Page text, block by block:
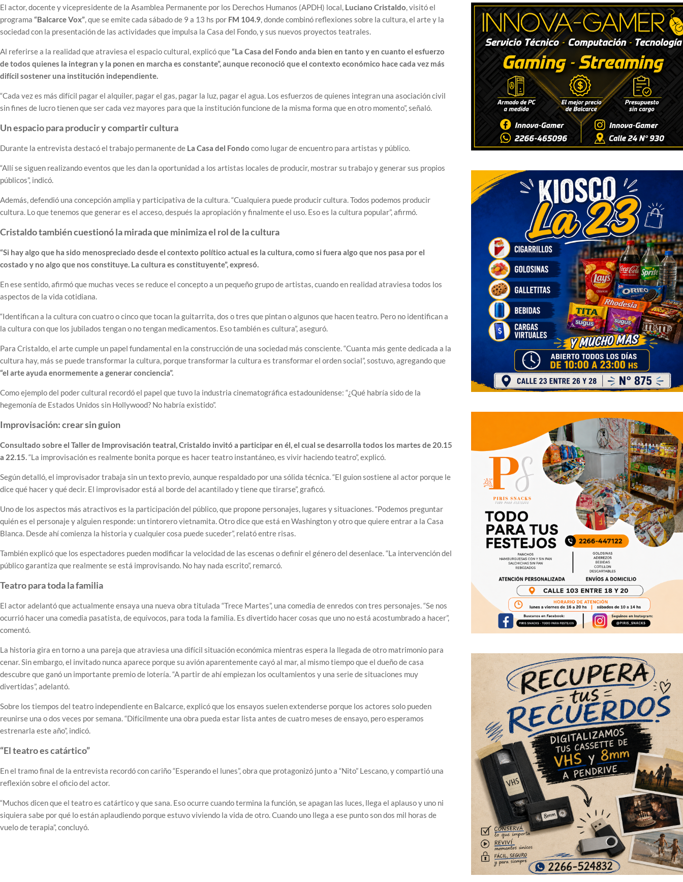
El actor, docente y vicepresidente de la Asamblea Permanente por los Derechos Humanos (APDH) local, Luciano Cristaldo, visitó el
programa “Balcarce Vox”, que se emite cada sábado de 9 a 13 hs por FM 104.9, donde combinó reflexiones sobre la cultura, el arte y la
sociedad con la presentación de las actividades que impulsa la Casa del Fondo, y sus nuevos proyectos teatrales.
Al referirse a la realidad que atraviesa el espacio cultural, explicó que“La Casa del Fondo anda bien en tanto y en cuanto el esfuerzo
de todos quienes la integran y la ponen en marcha es constante”, aunque reconoció que el contexto económico hace cada vez más
difícil sostener una institución independiente.
“Cada vez es más difícil pagar el alquiler, pagar el gas, pagar la luz, pagar el agua. Los esfuerzos de quienes integran una asociación civil
sin fines de lucro tienen que ser cada vez mayores para que la institución funcione de la misma forma que en otro momento”, señaló.
Un espacio para producir y compartir cultura
Durante la entrevista destacó el trabajo permanente de La Casa del Fondo como lugar de encuentro para artistas y público.
“Allí se siguen realizando eventos que les dan la oportunidad a los artistas locales de producir, mostrar su trabajo y generar sus propios
públicos”, indicó.
Además, defendió una concepción amplia y participativa de la cultura. “Cualquiera puede producir cultura. Todos podemos producir
cultura. Lo que tenemos que generar es el acceso, después la apropiación y finalmente el uso. Eso es la cultura popular”, afirmó.
Cristaldo también cuestionó la mirada que minimiza el rol de la cultura
“Si hay algo que ha sido menospreciado desde el contexto político actual es la cultura, como si fuera algo que nos pasa por el
costado y no algo que nos constituye. La cultura es constituyente”, expresó.
En ese sentido, afirmó que muchas veces se reduce el concepto a un pequeño grupo de artistas, cuando en realidad atraviesa todos los
aspectos de la vida cotidiana.
“Identifican a la cultura con cuatro o cinco que tocan la guitarrita, dos o tres que pintan o algunos que hacen teatro. Pero no identifican a
la cultura con que los jubilados tengan o no tengan medicamentos. Eso también es cultura”, aseguró.
Para Cristaldo, el arte cumple un papel fundamental en la construcción de una sociedad más consciente. “Cuanta más gente dedicada a la
cultura hay, más se puede transformar la cultura, porque transformar la cultura es transformar el orden social”, sostuvo, agregando que
“el arte ayuda enormemente a generar conciencia”.
Como ejemplo del poder cultural recordó el papel que tuvo la industria cinematográfica estadounidense: “¿Qué habría sido de la
hegemonía de Estados Unidos sin Hollywood? No habría existido”.
Improvisación: crear sin guion
Consultado sobre el Taller de Improvisación teatral, Cristaldo invitó a participar en él, el cual se desarrolla todos los martes de 20.15
a 22.15.“La improvisación es realmente bonita porque es hacer teatro instantáneo, es vivir haciendo teatro”, explicó.
Según detalló, el improvisador trabaja sin un texto previo, aunque respaldado por una sólida técnica. “El guion sostiene al actor porque le
dice qué hacer y qué decir. El improvisador está al borde del acantilado y tiene que tirarse”, graficó.
Uno de los aspectos más atractivos es la participación del público, que propone personajes, lugares y situaciones. “Podemos preguntar
quién es el personaje y alguien responde: un tintorero vietnamita. Otro dice que está en Washington y otro que quiere entrar a la Casa
Blanca. Desde ahí comienza la historia y cualquier cosa puede suceder”, relató entre risas.
También explicó que los espectadores pueden modificar la velocidad de las escenas o definir el género del desenlace. “La intervención del
público garantiza que realmente se está improvisando. No hay nada escrito”, remarcó.
Teatro para toda la familia
El actor adelantó que actualmente ensaya una nueva obra titulada “Trece Martes”, una comedia de enredos con tres personajes. “Se nos
ocurrió hacer una comedia pasatista, de equívocos, para toda la familia. Es divertido hacer cosas que uno no está acostumbrado a hacer”,
comentó.
La historia gira en torno a una pareja que atraviesa una difícil situación económica mientras espera la llegada de otro matrimonio para
cenar. Sin embargo, el invitado nunca aparece porque su avión aparentemente cayó al mar, al mismo tiempo que el dueño de casa
descubre que ganó un importante premio de lotería. “A partir de ahí empiezan los ocultamientos y una serie de situaciones muy
divertidas”, adelantó.
Sobre los tiempos del teatro independiente en Balcarce, explicó que los ensayos suelen extenderse porque los actores solo pueden
reunirse una o dos veces por semana. “Difícilmente una obra pueda estar lista antes de cuatro meses de ensayo, pero esperamos
estrenarla este año”, indicó.
“El teatro es catártico”
En el tramo final de la entrevista recordó con cariño “Esperando el lunes”, obra que protagonizó junto a “Nito” Lescano, y compartió una
reflexión sobre el oficio del actor.
“Muchos dicen que el teatro es catártico y que sana. Eso ocurre cuando termina la función, se apagan las luces, llega el aplauso y uno ni
siquiera sabe por qué lo están aplaudiendo porque estuvo viviendo la vida de otro. Cuando uno llega a ese punto son dos mil horas de
vuelo de terapia”, concluyó.